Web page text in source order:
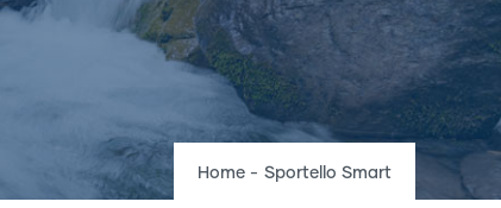
Breadcrumb
Home - Sportello Smart